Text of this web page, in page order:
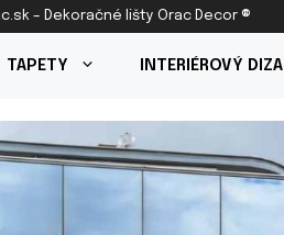
– Dekoračné lišty Orac Decor ®
TAPETY INTERIÉROVÝ